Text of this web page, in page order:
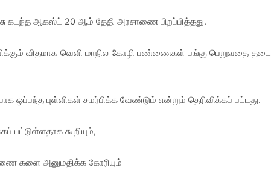
கடந்த ஆகஸ்ட் 20 ஆம் தேதி அரசாணை பிறப்பித்தது.
விதமாக வெளி மாநில கோழி பண்ணைகள் பங்கு பெறுவதை தடை
ஒப்பந்த புள்ளிகள் சமர்பிக்க வேண்டும் என்றும் தெரிவிக்கப் பட்டது.
கூறியும்,
களை அனுமதிக்க கோரியும்